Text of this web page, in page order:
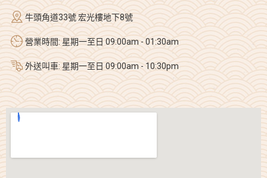
牛頭角道33號 宏光樓地下8號
營業時間: 星期一至日 09:00am - 01:30am
外送叫車: 星期一至日 09:00am - 10:30pm